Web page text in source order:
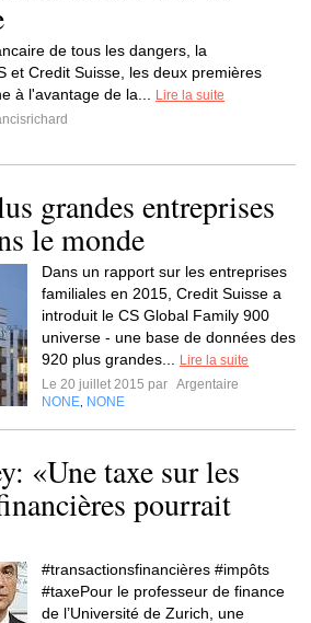
de tous les dangers, la
et Credit Suisse, les deux premières
à l'avantage de la...
Lire la suite
grandes entreprises
le monde
Dans un rapport sur les entreprises
familiales en 2015, Credit Suisse a
introduit le CS Global Family 900
universe - une base de données des
920 plus grandes...
Lire la suite
Le 20 juillet 2015 par Argentaire
NONE NONE
«Une taxe sur les
pourrait
#transactionsfinancières #impôts
#taxePour le professeur de finance
de l’Université de Zurich, une